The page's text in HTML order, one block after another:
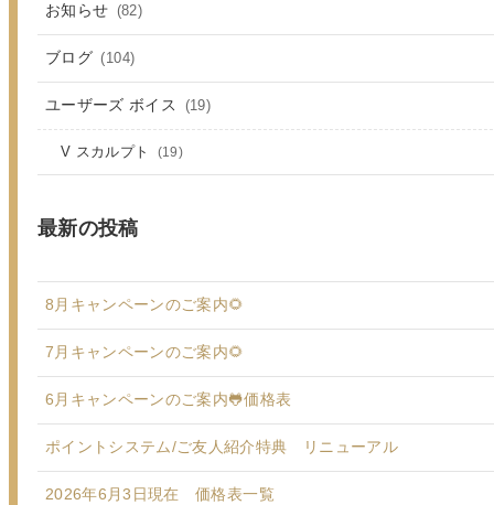
お知らせ (82)
ブログ (104)
ユーザーズ ボイス (19)
V スカルプト (19)
最新の投稿
8月キャンペーンのご案内🌻
7月キャンペーンのご案内🌻
6月キャンペーンのご案内🐸価格表
ポイントシステム/ご友人紹介特典 リニューアル
2026年6月3日現在 価格表一覧